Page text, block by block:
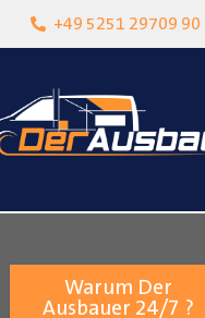
+49 5251 29709 90
Erfahrung
Warum Der
Ausbauer 24/7 ?